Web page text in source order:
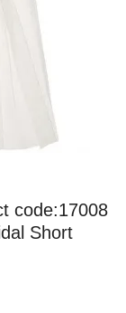
code:17008
Short